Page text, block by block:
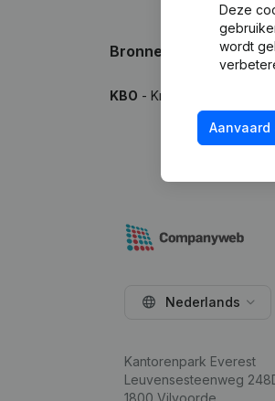
Bronnen
KBO - Kruispuntbank van
Deze
wordt
Aanvaard
Nederlands
Kantorenpark Everest
Leuvensesteenweg
1800 Vilvoorde